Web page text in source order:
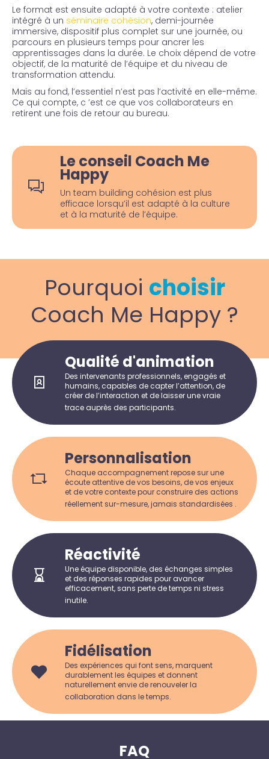
Le format est ensuite adapté à votre contexte : atelier
intégré à un séminaire cohésion, demi-journée
immersive, dispositif plus complet sur une journée, ou
parcours en plusieurs temps pour ancrer les
apprentissages dans la durée. Le choix dépend de votre
objectif, de la maturité de l’équipe et du niveau de
transformation attendu.
Mais au fond, l’essentiel n’est pas l’activité en elle-même.
Ce qui compte, c ’est ce que vos collaborateurs en
retirent une fois de retour au bureau.
Le conseil Coach Me
Happy
Un team building cohésion est plus
efficace lorsqu’il est adapté à la culture
et à la maturité de l’équipe.
Pourquoi choisir
Coach Me Happy ?
Qualité d'animation
Des intervenants professionnels, engagés et
humains, capables de capter l’attention, de
créer de l’interaction et de laisser une vraie
trace auprès des participants.
Personnalisation
Chaque accompagnement repose sur une
écoute attentive de vos besoins, de vos enjeux
et de votre contexte pour construire des actions
réellement sur-mesure, jamais standardisées .
Réactivité
Une équipe disponible, des échanges simples
et des réponses rapides pour avancer
efficacement, sans perte de temps ni stress
inutile.
Fidélisation
Des expériences qui font sens, marquent
durablement les équipes et donnent
naturellement envie de renouveler la
collaboration dans le temps.
FAQ